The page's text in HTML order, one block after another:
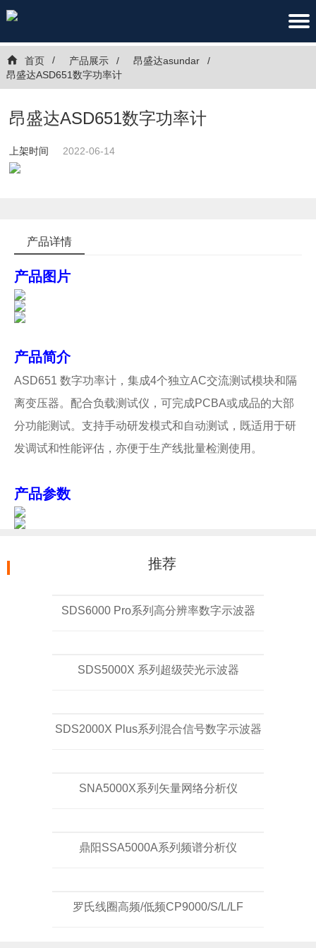
首页 产品展示
昂盛达asundar
昂盛达ASD651数字功率计
昂盛达ASD651数字功率计
上架时间 2022-06-14
产品详情
产品图片
产品简介
ASD651 数字功率计，集成4个独立AC交流测试模块和隔
离变压器。配合负载测试仪，可完成PCBA或成品的大部
分功能测试。支持手动研发模式和自动测试，既适用于研
发调试和性能评估，亦便于生产线批量检测使用。
产品参数
推荐
SDS6000 Pro系列高分辨率数字示波器
SDS5000X 系列超级荧光示波器
SDS2000X Plus系列混合信号数字示波器
SNA5000X系列矢量网络分析仪
鼎阳SSA5000A系列频谱分析仪
罗氏线圈高频/低频CP9000/S/L/LF